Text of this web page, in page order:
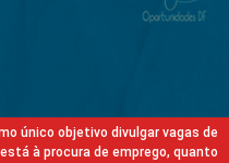
único objetivo divulgar vagas de
à procura de emprego, quanto